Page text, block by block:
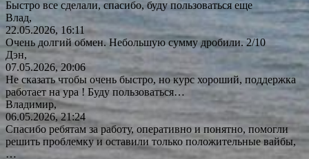
Быстро все сделали, спасибо, буду пользоваться еще
Влад,
22.05.2026, 16:11
Очень долгий обмен. Небольшую сумму дробили. 2/10
Дэн,
07.05.2026, 20:06
Не сказать чтобы очень быстро, но курс хороший, поддержка
работает на ура ! Буду пользоваться…
Владимир,
06.05.2026, 21:24
Спасибо ребятам за работу, оперативно и понятно, помогли
решить проблемку и оставили только положительные вайбы,
…